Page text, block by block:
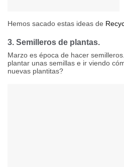
Hemos sacado estas ideas de
3. Semilleros de plantas.
Marzo es época de hacer
plantar unas semillas e ir viendo
nuevas plantitas?